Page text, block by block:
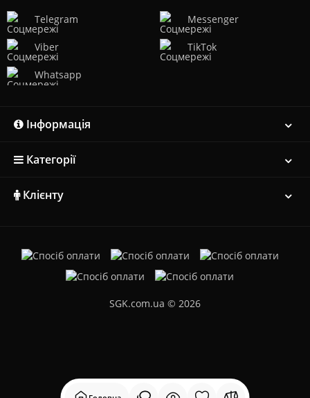
Telegram
Viber
Whatsapp
Messenger
TikTok
Інформація
Категорії
Клієнту
SGK.com.ua © 2026